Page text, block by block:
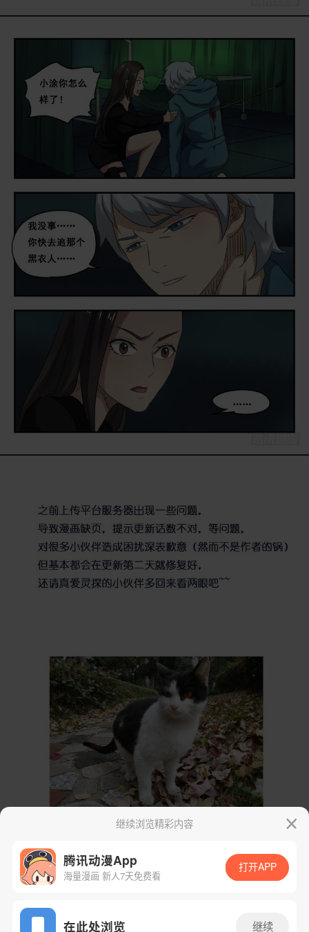
App免费看
继续浏览精彩内容
腾讯动漫App
海量漫画 新人7天免费看
打开APP
在此处浏览 继续